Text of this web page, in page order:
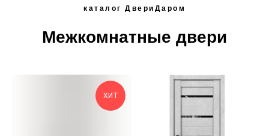
каталог ДвериДаром
Межкомнатные двери
ХИТ